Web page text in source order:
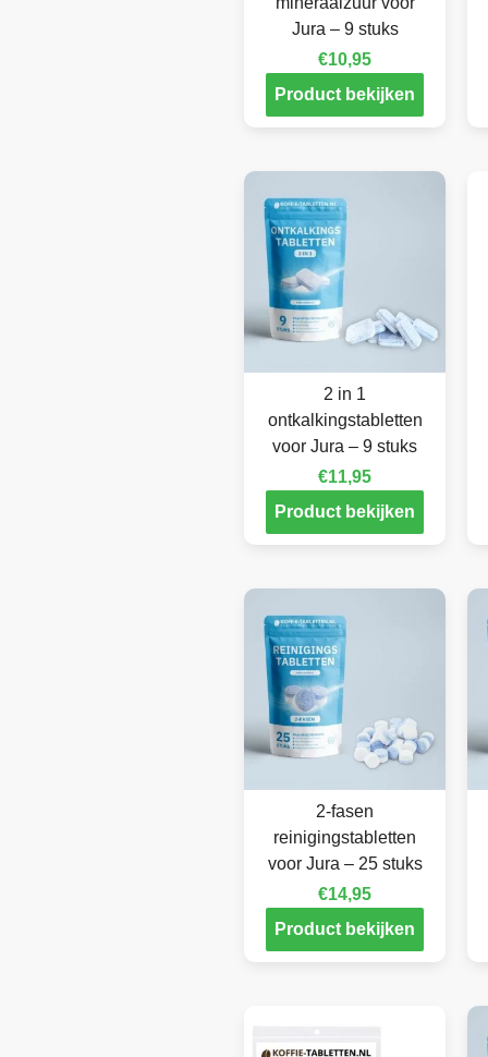
Jura – 9 stuks
€10,95
Product bekijken
2 in 1
ontkalkingstabletten
voor Jura – 9 stuks
€11,95
Product bekijken
2-fasen
reinigingstabletten
voor Jura – 25 stuks
€14,95
Product bekijken